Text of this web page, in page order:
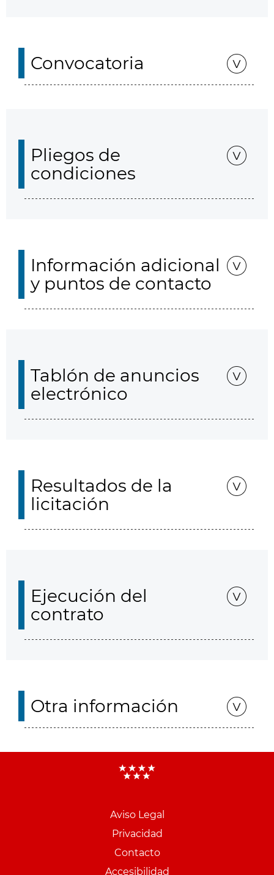
Convocatoria
Pliegos de
condiciones
Información adicional
y puntos de contacto
Tablón de anuncios
electrónico
Resultados de la
licitación
Ejecución del
contrato
Otra información
Aviso Legal
Privacidad
Contacto
Accesibilidad